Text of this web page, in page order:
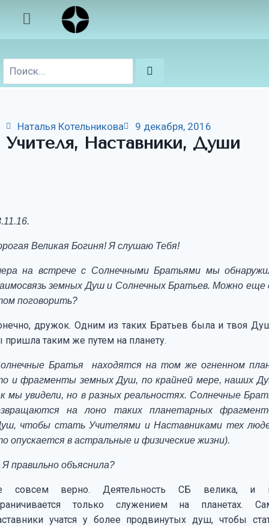
Наталья Котельникова 9 декабря, 2016
Учителя, Наставники, Души
Великая Богиня! Я слушаю Тебя!
на встрече с Солнечными Братьями мы
земных Душ и Солнечных Братьев. Можно еще
поговорить?
дружок. Одним из таких Братьев была и твоя
пришла таким же путем на планету.
Братья находятся на том же огненном
и фрагменты земных Душ, по крайней мере, наших
мы увидели, но в разных реальностях. Солнечные
на лоно таких планетарных
чтобы стать Учителями и Наставниками тех
опускается в астральные и физические жизни).
правильно объяснила?
совсем верно. Деятельность СБ велика, и
только служением на планетах.
учатся у более продвинутых душ, чтобы